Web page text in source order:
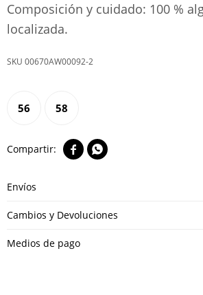
Composición y cuidado: 100 %
localizada.
00670AW00092-2
56 58
 
Envíos
Cambios y Devoluciones
Medios de pago